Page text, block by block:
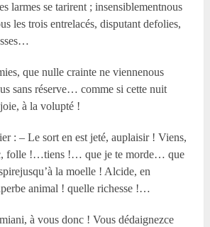
larmes se tarirent ; insensiblementnous
les trois entrelacés, disputant defolies,
que nulle crainte ne viennenous
sans réserve… comme si cette nuit
à la volupté !
: – Le sort en est jeté, auplaisir ! Viens,
folle !…tiens !… que je te morde… que
la moelle ! Alcide, en
animal ! quelle richesse !…
à vous donc ! Vous dédaignezce